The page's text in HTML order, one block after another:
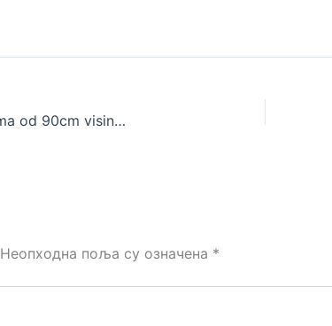
Model AF 14 – Dimenzije 5x6m sa bočnim zidićima od 90cm visine+ galerija. Ravna daska sa izolacijom. Cena: 15.300 evra
Неопходна поља су означена *